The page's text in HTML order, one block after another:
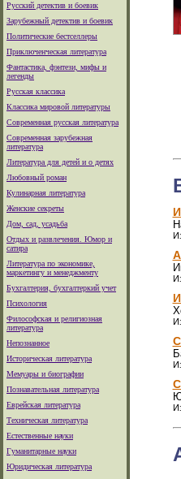
Русский детектив и боевик
Зарубежный детектив и боевик
Политические бестселлеры
Приключенческая литература
Фантастика, фэнтези, мифы и
легенды
Русская классика
Классика мировой литературы
Современная русская литература
Современная зарубежная
литература
Литература для детей и о детях
Любовный роман
Кулинарная литература
Женские секреты
Дом, сад, усадьба
Отдых и развлечения. Юмор и
сатира
Литература по экономике,
маркетингу и менеджменту
Бухгалтерия, бухгалтеркий учет
Психология
Философская и религиозная
литература
Непознанное
Историческая литература
Мемуары и биографии
Познавательная литература
Еврейская литература
Техническая литература
Естественные науки
Гуманитарные науки
Юридическая литература